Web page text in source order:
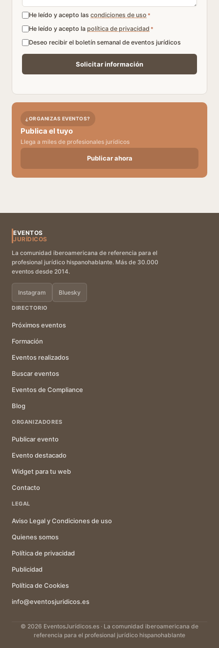
He leído y acepto las condiciones de uso *
He leído y acepto la política de privacidad *
Deseo recibir el boletín semanal de eventos jurídicos
¿ORGANIZAS EVENTOS?
Publica el tuyo
Llega a miles de profesionales jurídicos
Publicar ahora
EVENTOS
JURÍDICOS
La comunidad iberoamericana de referencia para el
profesional jurídico hispanohablante. Más de 30.000
eventos desde 2014.
Instagram Bluesky
DIRECTORIO
Próximos eventos
Formación
Eventos realizados
Buscar eventos
Eventos de Compliance
Blog
ORGANIZADORES
Publicar evento
Evento destacado
Widget para tu web
Contacto
LEGAL
Aviso Legal y Condiciones de uso
Quienes somos
Política de privacidad
Publicidad
Política de Cookies
info@eventosjuridicos.es
© 2026 EventosJurídicos.es · La comunidad iberoamericana de
referencia para el profesional jurídico hispanohablante